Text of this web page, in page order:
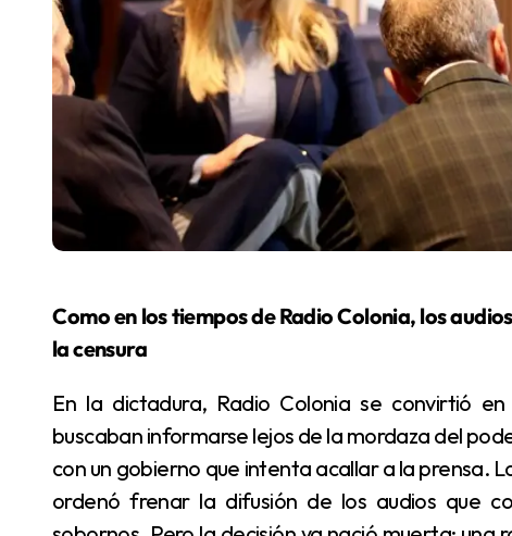
Como en los tiempos de Radio Colonia, los audios de Karina cruzan el Río de la Plata desafiando
la censura
En la dictadura, Radio Colonia se convirtió en símbolo de libertad para los argentinos que
buscaban informarse lejos de la mordaza del
con un gobierno que intenta acallar a la prensa.
ordenó frenar la difusión de los audios que